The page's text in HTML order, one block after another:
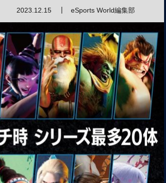
2023.12.15 eSports World編集部